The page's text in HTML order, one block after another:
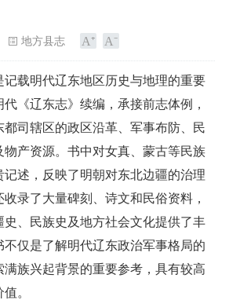
地方县志
记载明代辽东地区历史与地理的重要
《辽东志》续编，承接前志体例，
司辖区的政区沿革、军事布防、民
物产资源。书中对女真、蒙古等民族
记述，反映了明朝对东北边疆的治理
录了大量碑刻、诗文和民俗资料，
史、民族史及地方社会文化提供了丰
仅是了解明代辽东政治军事格局的
满族兴起背景的重要参考，具有较高
。